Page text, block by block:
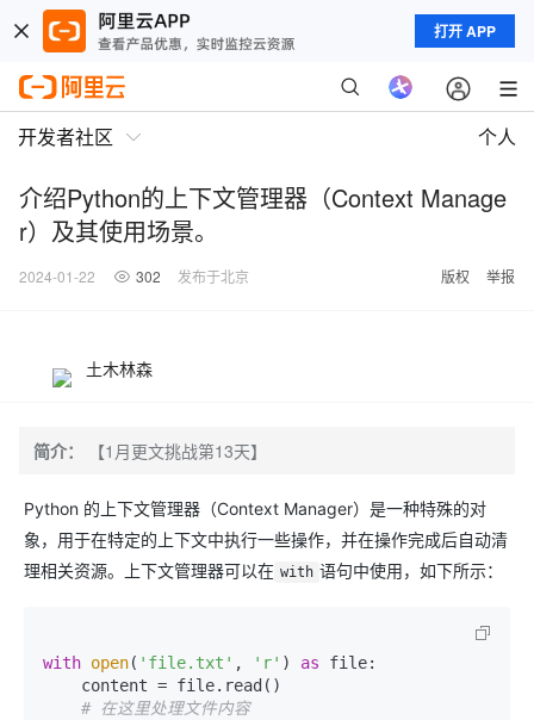
打开 APP
开发者社区 个人
介绍Python的上下文管理器（Context Manage
r）及其使用场景。
2024-01-22 302 发布于北京 版权 举报
土木林森
简介： 【1月更文挑战第13天】
Python 的上下文管理器（Context Manager）是一种特殊的对
象，用于在特定的上下文中执行一些操作，并在操作完成后自动清
理相关资源。上下文管理器可以在 with 语句中使用，如下所示：
with open( 'file.txt' , 'r' ) as file:
# 在这里处理文件内容